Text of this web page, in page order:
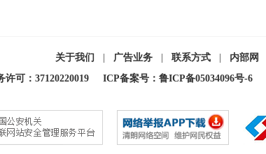
关于我们 广告业务 联系方式
内部网
可：37120220019
ICP备案号：鲁ICP备05034096号-6